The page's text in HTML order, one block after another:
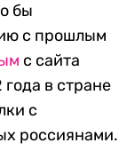
бы
с прошлым
с сайта
в стране
с
россиянами.